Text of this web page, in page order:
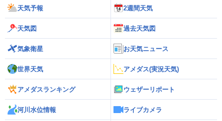
天気予報 2週間天気
天気図 過去天気図
気象衛星 お天気ニュース
世界天気 アメダス(実況天気)
アメダスランキング ウェザーリポート
河川水位情報 ライブカメラ